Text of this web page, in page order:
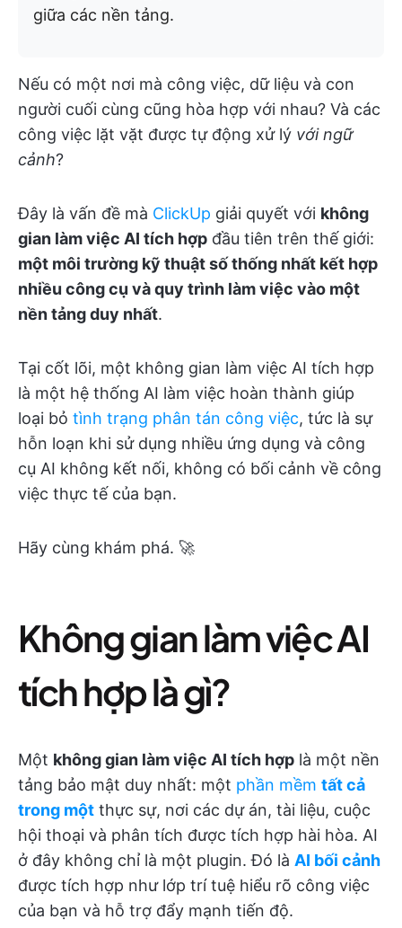
giữa các nền tảng.
Nếu có một nơi mà công việc, dữ liệu và con
người cuối cùng cũng hòa hợp với nhau? Và các
công việc lặt vặt được tự động xử lý với ngữ
cảnh?
Đây là vấn đề mà ClickUp giải quyết với không
gian làm việc AI tích hợp đầu tiên trên thế giới:
một môi trường kỹ thuật số thống nhất kết hợp
nhiều công cụ và quy trình làm việc vào một
nền tảng duy nhất.
Tại cốt lõi, một không gian làm việc AI tích hợp
là một hệ thống AI làm việc hoàn thành giúp
loại bỏ tình trạng phân tán công việc, tức là sự
hỗn loạn khi sử dụng nhiều ứng dụng và công
cụ AI không kết nối, không có bối cảnh về công
việc thực tế của bạn.
Hãy cùng khám phá. 🚀
Không gian làm việc AI
tích hợp là gì?
Một không gian làm việc AI tích hợp là một nền
tảng bảo mật duy nhất: một phần mềm tất cả
trong một thực sự, nơi các dự án, tài liệu, cuộc
hội thoại và phân tích được tích hợp hài hòa. AI
ở đây không chỉ là một plugin. Đó là AI bối cảnh
được tích hợp như lớp trí tuệ hiểu rõ công việc
của bạn và hỗ trợ đẩy mạnh tiến độ.